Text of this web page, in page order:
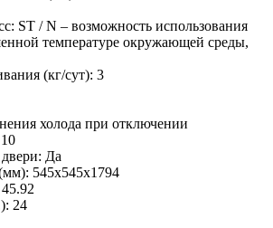
ST / N – возможность использования
температуре окружающей среды,
(кг/сут): 3
холода при отключении
Да
545х545х1794
24